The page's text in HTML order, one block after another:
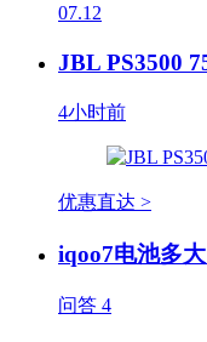
07.12
JBL PS3500
4小时前
优惠直达 >
iqoo7电池多
问答 4